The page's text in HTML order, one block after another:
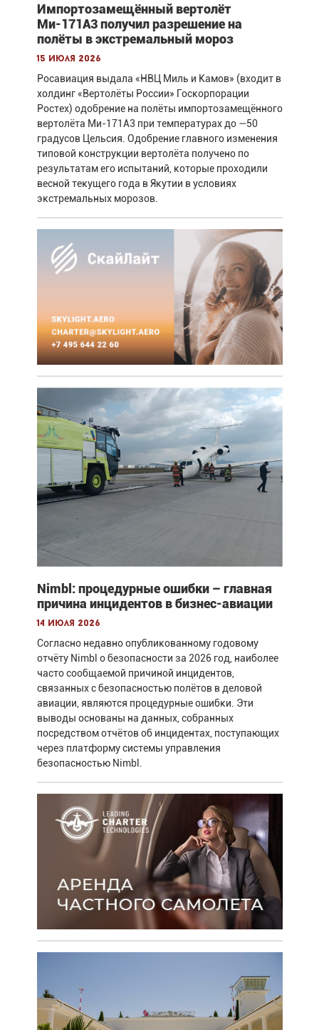
Импортозамещённый вертолёт
Ми-171А3 получил разрешение на
полёты в экстремальный мороз
15 июля 2026
Росавиация выдала «НВЦ Миль и Камов» (входит в
холдинг «Вертолёты России» Госкорпорации
Ростех) одобрение на полёты импортозамещённого
вертолёта Ми-171А3 при температурах до —50
градусов Цельсия. Одобрение главного изменения
типовой конструкции вертолёта получено по
результатам его испытаний, которые проходили
весной текущего года в Якутии в условиях
экстремальных морозов.
Nimbl: процедурные ошибки – главная
причина инцидентов в бизнес-авиации
14 июля 2026
Согласно недавно опубликованному годовому
отчёту Nimbl о безопасности за 2026 год, наиболее
часто сообщаемой причиной инцидентов,
связанных с безопасностью полётов в деловой
авиации, являются процедурные ошибки. Эти
выводы основаны на данных, собранных
посредством отчётов об инцидентах, поступающих
через платформу системы управления
безопасностью Nimbl.